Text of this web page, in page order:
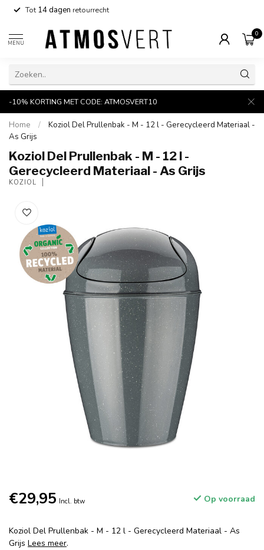
Tot14 dagen retourrecht
MENU
0
-10% KORTING MET CODE: ATMOSVERT10
Home /
Koziol Del Prullenbak - M - 12 l - Gerecycleerd Materiaal -
As Grijs
Koziol Del Prullenbak - M - 12 l -
Gerecycleerd Materiaal - As Grijs
KOZIOL
€29,95 Incl. btw Op voorraad
Koziol Del Prullenbak - M - 12 l - Gerecycleerd Materiaal - As
Grijs Lees meer.